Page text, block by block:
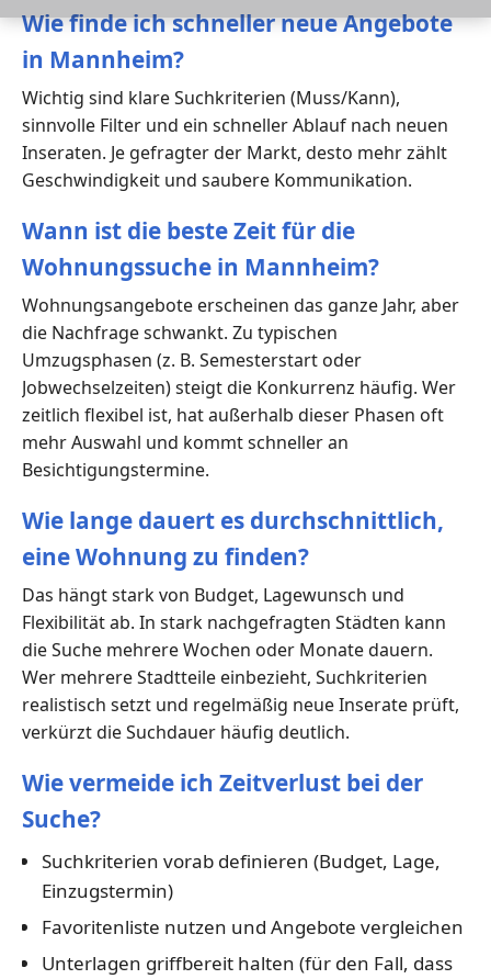
Wie finde ich schneller neue Angebote
in Mannheim?
Wichtig sind klare Suchkriterien (Muss/Kann),
sinnvolle Filter und ein schneller Ablauf nach neuen
Inseraten. Je gefragter der Markt, desto mehr zählt
Geschwindigkeit und saubere Kommunikation.
Wann ist die beste Zeit für die
Wohnungssuche in Mannheim?
Wohnungsangebote erscheinen das ganze Jahr, aber
die Nachfrage schwankt. Zu typischen
Umzugsphasen (z. B. Semesterstart oder
Jobwechselzeiten) steigt die Konkurrenz häufig. Wer
zeitlich flexibel ist, hat außerhalb dieser Phasen oft
mehr Auswahl und kommt schneller an
Besichtigungstermine.
Wie lange dauert es durchschnittlich,
eine Wohnung zu finden?
Das hängt stark von Budget, Lagewunsch und
Flexibilität ab. In stark nachgefragten Städten kann
die Suche mehrere Wochen oder Monate dauern.
Wer mehrere Stadtteile einbezieht, Suchkriterien
realistisch setzt und regelmäßig neue Inserate prüft,
verkürzt die Suchdauer häufig deutlich.
Wie vermeide ich Zeitverlust bei der
Suche?
Suchkriterien vorab definieren (Budget, Lage,
Einzugstermin)
Favoritenliste nutzen und Angebote vergleichen
Unterlagen griffbereit halten (für den Fall, dass